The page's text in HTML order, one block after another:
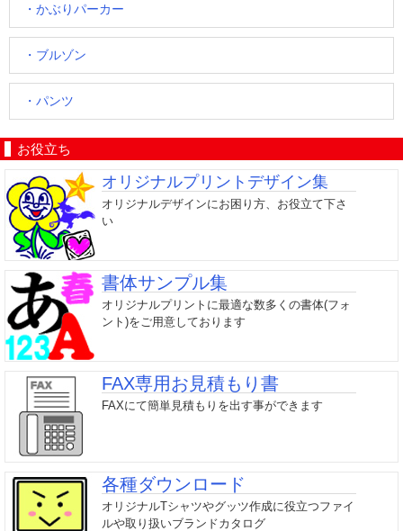
・かぶりパーカー
・ブルゾン
・パンツ
お役立ち
オリジナルプリントデザイン集
オリジナルデザインにお困り方、お役立て下さ
い
書体サンプル集
オリジナルプリントに最適な数多くの書体(フォ
ント)をご用意しております
FAX専用お見積もり書
FAXにて簡単見積もりを出す事ができます
各種ダウンロード
オリジナルTシャツやグッツ作成に役立つファイ
ルや取り扱いブランドカタログ